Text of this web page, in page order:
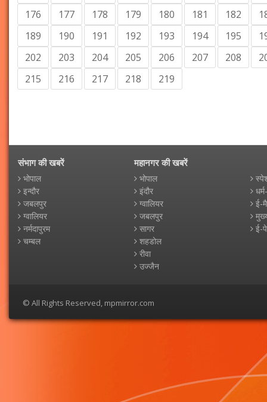
176
177 178 179 180 181 182
189
190 191 192 193 194 195
202
203 204 205 206 207 208
215
216 217 218 219
संभाग की खबरें
भोपाल
इन्दौर
जबलपुर
ग्वालियर
नर्मदापुरम
चम्बल
महानगर की खबरें
भोपाल
इंदौर
ग्वालियर
जबलपुर
सागर
शहडोल
रीवा
उज्जैन
ई-
ई-
© All Rights Reserved, mpmirror.com